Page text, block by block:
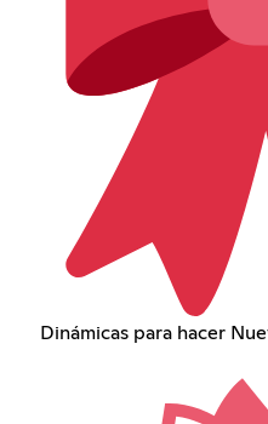
Dinámicas para hacer